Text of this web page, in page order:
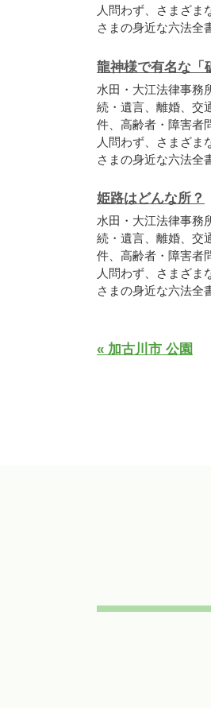
人問わず、さまざま
さまの身近な六法全
龍神様で有名な「
水田・大江法律事務
続・遺言、離婚、交
件、高齢者・障害者
人問わず、さまざま
さまの身近な六法全
姫路はどんな所？
水田・大江法律事務
続・遺言、離婚、交
件、高齢者・障害者
人問わず、さまざま
さまの身近な六法全
« 加古川市 公園